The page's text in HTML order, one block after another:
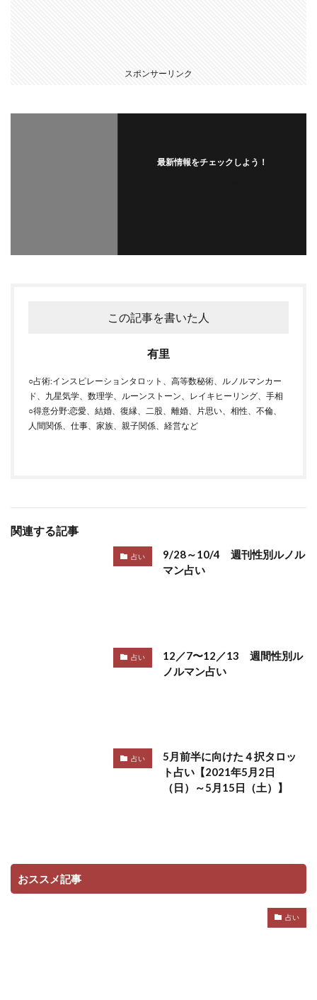
スポンサーリンク
最新情報をチェックしよう！
この記事を書いた人
有里
○占術:インスピレーションタロット、高等数秘術、ルノルマンカー
ド、九星気学、数理学、ルーンストーン、レイキヒーリング、手相
○得意分野:恋愛、結婚、復縁、二股、離婚、片思い、相性、不倫、
人間関係、仕事、家族、親子関係、経営など
関連する記事
占い
9/28～10/4 週刊性別ルノル
マン占い
占い
12／7〜12／13 週間性別ル
ノルマン占い
占い
5月前半に向けた４択タロッ
ト占い【2021年5月2日
（日）～5月15日（土）】
おススメ記事
占い